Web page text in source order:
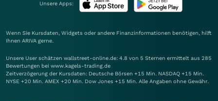
Unsere Apps:
Wenn Sie Kursdaten, Widgets oder andere Finanzinformationen benötigen, hilft
Ihnen ARIVA gerne.
Unsere User schätzen wallstreet-online.de: 4.8 von 5 Sternen ermittelt aus 285
Bewertungen bei www.kagels-trading.de
Zeitverzögerung der Kursdaten: Deutsche Börsen +15 Min. NASDAQ +15 Min.
NYSE +20 Min. AMEX +20 Min. Dow Jones +15 Min. Alle Angaben ohne Gewähr.